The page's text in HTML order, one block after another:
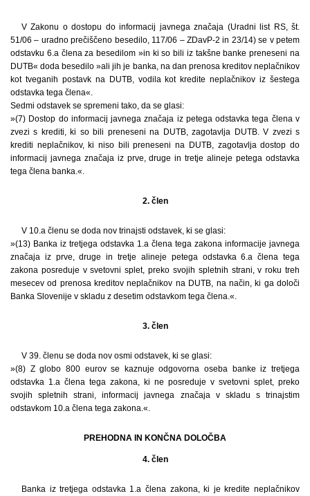
V Zakonu o dostopu do informacij javnega značaja (Uradni list RS, št.
51/06 – uradno prečiščeno besedilo, 117/06 – ZDavP-2 in 23/14) se v petem
odstavku 6.a člena za besedilom »in ki so bili iz takšne banke preneseni na
DUTB« doda besedilo »ali jih je banka, na dan prenosa kreditov neplačnikov
kot tveganih postavk na DUTB, vodila kot kredite neplačnikov iz šestega
odstavka tega člena«.
Sedmi odstavek se spremeni tako, da se glasi:
»(7) Dostop do informacij javnega značaja iz petega odstavka tega člena v
zvezi s krediti, ki so bili preneseni na DUTB, zagotavlja DUTB. V zvezi s
krediti neplačnikov, ki niso bili preneseni na DUTB, zagotavlja dostop do
informacij javnega značaja iz prve, druge in tretje alineje petega odstavka
tega člena banka.«.
2. člen
V 10.a členu se doda nov trinajsti odstavek, ki se glasi:
»(13) Banka iz tretjega odstavka 1.a člena tega zakona informacije javnega
značaja iz prve, druge in tretje alineje petega odstavka 6.a člena tega
zakona posreduje v svetovni splet, preko svojih spletnih strani, v roku treh
mesecev od prenosa kreditov neplačnikov na DUTB, na način, ki ga določi
Banka Slovenije v skladu z desetim odstavkom tega člena.«.
3. člen
V 39. členu se doda nov osmi odstavek, ki se glasi:
»(8) Z globo 800 eurov se kaznuje odgovorna oseba banke iz tretjega
odstavka 1.a člena tega zakona, ki ne posreduje v svetovni splet, preko
svojih spletnih strani, informacij javnega značaja v skladu s trinajstim
odstavkom 10.a člena tega zakona.«.
PREHODNA IN KONČNA DOLOČBA
4. člen
Banka iz tretjega odstavka 1.a člena zakona, ki je kredite neplačnikov